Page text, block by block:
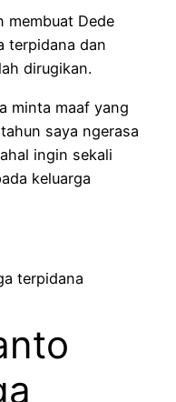
membuat Dede
terpidana dan
dirugikan.
minta maaf yang
saya ngerasa
ingin sekali
keluarga